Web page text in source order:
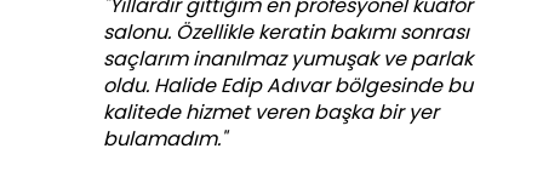
salonu. Özellikle keratin bakımı sonrası
saçlarım inanılmaz yumuşak ve parlak
oldu. Halide Edip Adıvar bölgesinde bu
kalitede hizmet veren başka bir yer
bulamadım."